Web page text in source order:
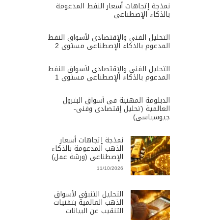
نمذجة إتجاهات أسعار النفط المدعومة
بالذكاء الإصطناعى
التحليل الفنى والإقتصادى لأسواق النفط
المدعوم بالذكاء الإصطناعى مستوى 2
التحليل الفنى والإقتصادى لأسواق النفط
المدعوم بالذكاء الإصطناعى مستوى 1
الدبلومة المهنية فى أسواق البترول
العالمية (تحليل إقتصادى وفنى-
جيوسياسى)
نمذجة إتجاهات أسعار
الذهب المدعومة بالذكاء
الإصطناعى (ورشة عمل)
11/10/2026
التحليل التنبؤي لأسواق
الذهب العالمية بتقنيات
التنقيب عن البيانات